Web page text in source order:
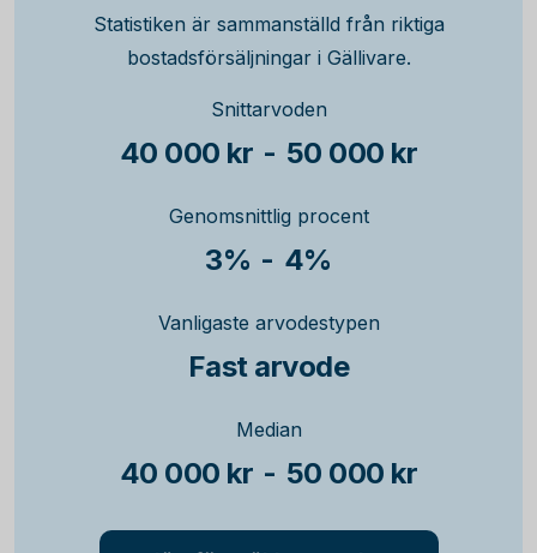
Statistiken är sammanställd från riktiga
bostadsförsäljningar i Gällivare.
Snittarvoden
40 000 kr - 50 000 kr
Genomsnittlig procent
3% - 4%
Vanligaste arvodestypen
Fast arvode
Median
40 000 kr - 50 000 kr